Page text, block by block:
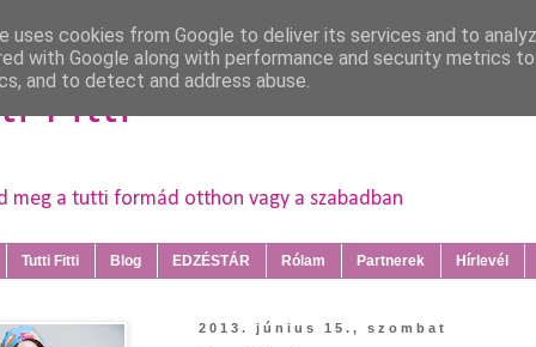
Fitti
meg a tutti formád otthon vagy a szabadban
Tutti Fitti Blog EDZÉSTÁR Rólam Partnerek Hírlevél
2013. június 15., szombat
uses cookies from Google to deliver its services and to
with Google along with performance and security metrics
and to detect and address abuse.